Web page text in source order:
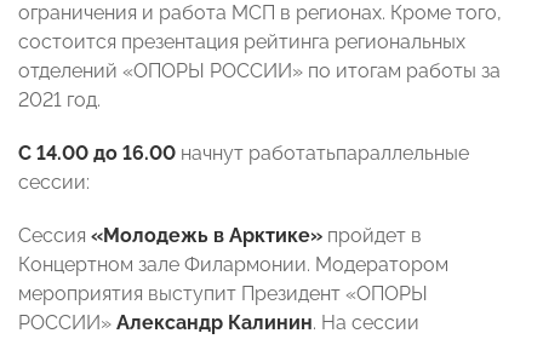
ограничения и работа МСП в регионах. Кроме того,
состоится презентация рейтинга региональных
отделений «ОПОРЫ РОССИИ» по итогам работы за
2021 год.
С 14.00 до 16.00 начнут работатьпараллельные
сессии:
Сессия «Молодежь в Арктике» пройдет в
Концертном зале Филармонии. Модератором
мероприятия выступит Президент «ОПОРЫ
РОССИИ» Александр Калинин. На сессии